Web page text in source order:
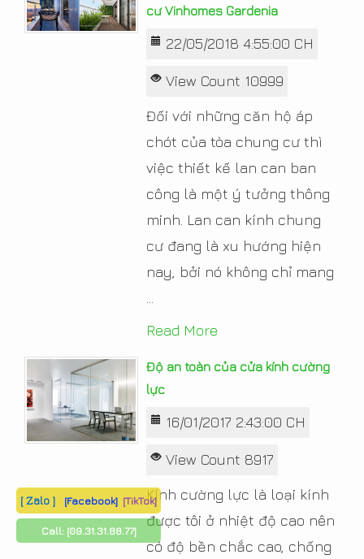
cư Vinhomes Gardenia
22/05/2018 4:55:00 CH
View Count 10999
Đối với những căn hộ áp
chót của tòa chung cư thì
việc thiết kế lan can ban
công là một ý tưởng thông
minh. Lan can kính chung
cư đang là xu hướng hiện
nay, bởi nó không chỉ mang
...
Read More
Độ an toàn của cửa kính cường
lực
16/01/2017 2:43:00 CH
View Count 8917
Kính cường lực là loại kính
được tôi ở nhiệt độ cao nên
có độ bền chắc cao, chống
[ Zalo ] [Facebook] [TikTok]
Call: [09.31.31.88.77]